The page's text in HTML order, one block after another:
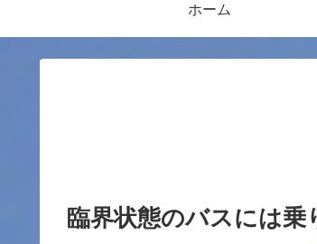
ホーム
臨界状態のバスには乗